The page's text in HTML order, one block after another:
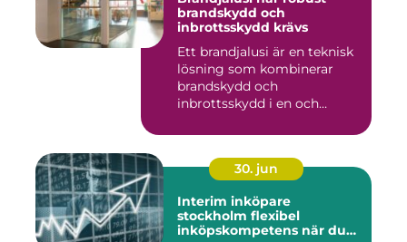
brandskydd och
inbrottsskydd krävs
Ett brandjalusi är en teknisk
lösning som kombinerar
brandskydd och
inbrottsskydd i en och
30. jun
Interim inköpare
stockholm flexibel
inköpskompetens när du